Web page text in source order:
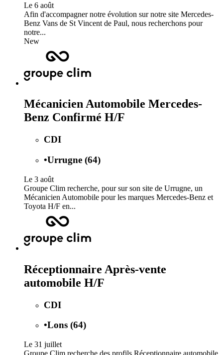
Le 6 août
Afin d'accompagner notre évolution sur notre site Mercedes-
Benz Vans de St Vincent de Paul, nous recherchons pour
notre...
New
Mécanicien Automobile Mercedes-
Benz Confirmé H/F
CDI
•Urrugne (64)
Le 3 août
Groupe Clim recherche, pour sur son site de Urrugne, un
Mécanicien Automobile pour les marques Mercedes-Benz et
Toyota H/F en...
Réceptionnaire Après-vente
automobile H/F
CDI
•Lons (64)
Le 31 juillet
Groupe Clim recherche des profils Réceptionnaire automobile